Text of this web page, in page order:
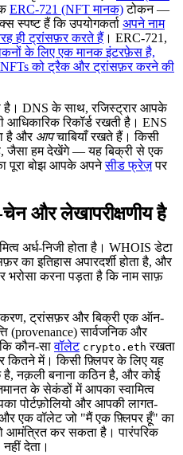
ERC-721 (NFT मानक)टोकन —
स्पष्ट हैं कि उपयोगकर्ता अपने नाम
ही ट्रांसफ़र करते हैं । ERC-721,
के लिए एक मानक इंटरफ़ेस है,
NFTs को ट्रैक और ट्रांसफ़र करने की
है। DNS के साथ, रजिस्ट्रार आपके
आधिकारिक रिकॉर्ड रखती है। ENS
है और आपचाबियाँ रखते हैं। किसी
जैसा हम देखेंगे — यह बिक्री से एक
पूरा बोझ आपके अपनेसीड फ्रेज़पर
और लेखापरीक्षणीय है
अर्ध-निजी होता है। WHOIS डेटा
का इतिहास अपारदर्शी होता है, और
करना पड़ता है कि नाम साफ़
ट्रांसफ़र और बिक्री एक ऑन-
(provenance) सार्वजनिक और
कौन-सावॉलेट crypto.eth रखता
कितने में। किसी फ़्लिपर के लिए यह
है, नक़ली बनाना कठिन है, और कोई
के सेकंडों में आपका स्वामित्व
पोर्टफ़ोलियो और आपकी लागत-
और एक वॉलेट जो "मैं एक फ़्लिपर हूँ" का
आमंत्रित कर सकता है। पारंपरिक
देता।